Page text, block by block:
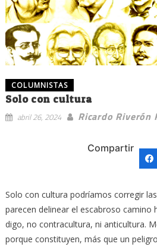
COLUMNISTAS
Solo con cultura
abril 26, 2024 Ricardo Riverón
Compartir
Solo con cultura podríamos corregir
parecen delinear el escabroso camino
digo, no contracultura, ni anticultura.
porque constituyen, más que un